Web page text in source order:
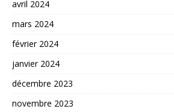
avril 2024
mars 2024
février 2024
janvier 2024
décembre 2023
novembre 2023